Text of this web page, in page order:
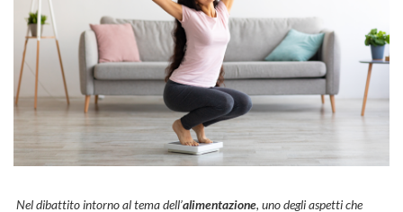
Nel dibattito intorno al tema dell’alimentazione, uno degli aspetti che